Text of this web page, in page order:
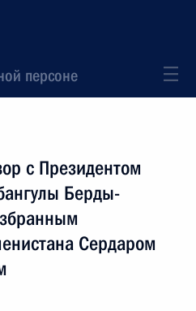
персоне
с Президентом
Берды­
Сердаром